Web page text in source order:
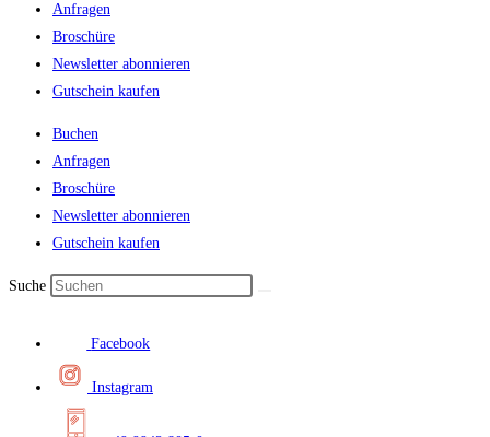
Anfragen
Broschüre
Newsletter abonnieren
Gutschein kaufen
Buchen
Anfragen
Broschüre
Newsletter abonnieren
Gutschein kaufen
Suche
Facebook
Instagram